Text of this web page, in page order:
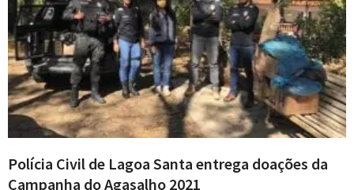
Polícia Civil de Lagoa Santa entrega doações da
Campanha do Agasalho 2021